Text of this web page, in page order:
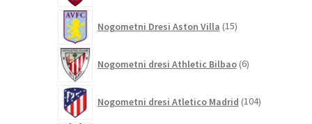
Nogometni Dresi Aston Villa 15izdelkov
Nogometni dresi Athletic Bilbao 6izdelkov
Nogometni dresi Atletico Madrid 104izdelki